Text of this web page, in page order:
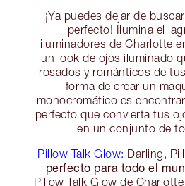
¡Ya puedes dejar de
perfecto! Ilumina el
iluminadores de Charlotte
un look de ojos iluminado
rosados y románticos de
forma de crear un
monocromático es
perfecto que convierta tus
en un conjunto de
Pillow Talk Glow: Darling,
perfecto para todo el
Pillow Talk Glow de